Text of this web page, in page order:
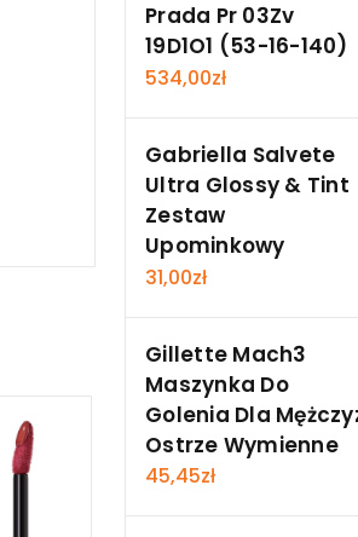
Prada Pr 03Zv
19D1O1 (53-16-140)
534,00zł
Gabriella Salvete
Ultra Glossy & Tint
Zestaw
Upominkowy
31,00zł
Gillette Mach3
Maszynka Do
Golenia Dla
Ostrze Wymienne
45,45zł